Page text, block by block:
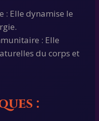
: Elle dynamise le
: Elle
du corps et
: